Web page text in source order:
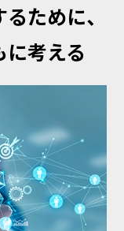
ために、
に考える